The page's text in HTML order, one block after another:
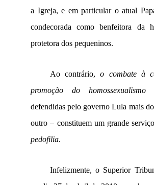
a Igreja, e em particular o atual
condecorada como benfeitora da
protetora dos pequeninos.
Ao contrário,o combate à
promoção do homossexualismo
defendidas pelo governo Lula mais
outro – constituem um grande
pedofilia.
Infelizmente, o Superior